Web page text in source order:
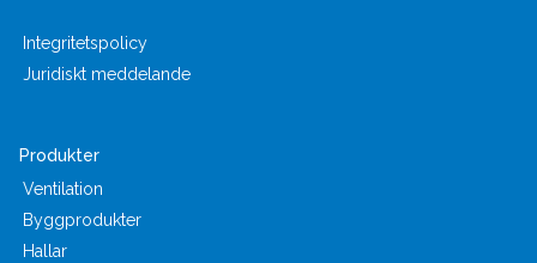
Integritetspolicy
Juridiskt meddelande
Produkter
Ventilation
Byggprodukter
Hallar